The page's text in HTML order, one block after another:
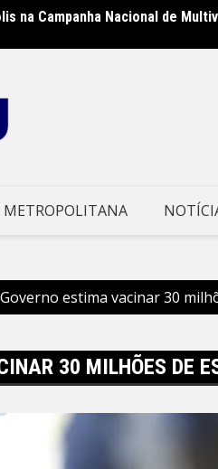
na Campanha Nacional de
METROPOLITANA
Governo estima vacinar 30
30 MILHÕES DE